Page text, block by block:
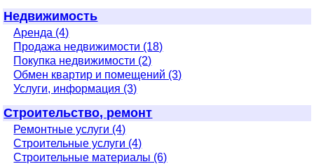
Недвижимость
Аренда (4)
Продажа недвижимости (18)
Покупка недвижимости (2)
Обмен квартир и помещений (3)
Услуги, информация (3)
Строительство, ремонт
Ремонтные услуги (4)
Строительные услуги (4)
Строительные материалы (6)